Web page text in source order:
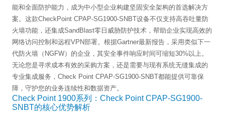
能和全面防护能力，成为中小型企业构建坚固安全架构的首选解决方
案。这款CheckPoint CPAP-SG1900-SNBT设备不仅支持高吞吐量防
火墙功能，还集成SandBlast零日威胁防护技术，帮助企业实现高效的
网络访问控制和远程VPN部署。根据Gartner最新报告，采用类似下一
代防火墙（NGFW）的企业，其安全事件响应时间可缩短30%以上。
无论您是寻求成本有效的采购方案，还是需要与现有系统无缝集成的
专业集成服务，Check Point CPAP-SG1900-SNBT都能提供可靠保
障，守护您的业务连续性和数据资产。
Check Point 1900系列：Check Point CPAP-SG1900-
SNBT的核心优势解析